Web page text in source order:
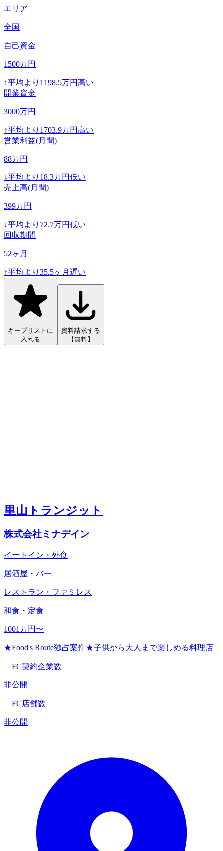
エリア
全国
自己資金
1500万円
↑平均より 1198.5万円高い
開業資金
3000万円
↑平均より 1703.9万円高い
営業利益(月間)
88万円
↓平均より 18.3万円低い
売上高(月間)
399万円
↓平均より 72.7万円低い
回収期間
52ヶ月
↑平均より 35.5ヶ月遅い
キープリストに
入れる
資料請求する
【無料】
里山トランジット
株式会社ミナデイン
イートイン・外食
居酒屋・バー
レストラン・ファミレス
和食・定食
1001万円〜
★Food's Route独占案件★子供から大人まで楽しめる料理店
FC契約企業数
非公開
FC店舗数
非公開